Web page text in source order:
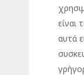
είναι
αυτά